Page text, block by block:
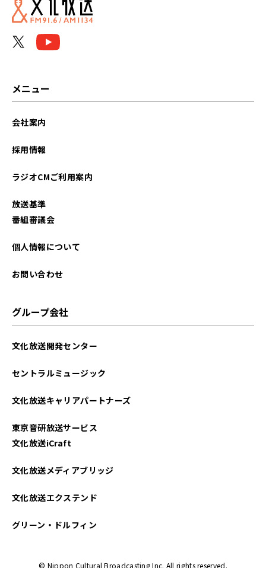
メニュー
会社案内
採用情報
ラジオCMご利用案内
放送基準
番組審議会
個人情報について
お問い合わせ
グループ会社
文化放送開発センター
セントラルミュージック
文化放送キャリアパートナーズ
東京音研放送サービス
文化放送iCraft
文化放送メディアブリッジ
文化放送エクステンド
グリーン・ドルフィン
© Nippon Cultural Broadcasting Inc. All rights reserved.